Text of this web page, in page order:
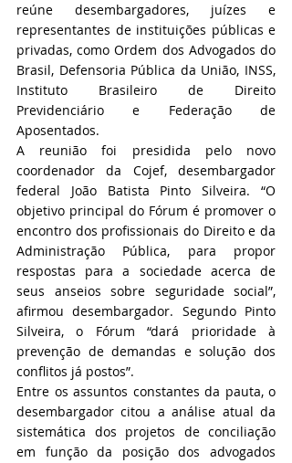
reúne desembargadores, juízes e
representantes de instituições públicas e
privadas, como Ordem dos Advogados do
Brasil, Defensoria Pública da União, INSS,
Instituto Brasileiro de Direito
Previdenciário e Federação de
Aposentados.
A reunião foi presidida pelo novo
coordenador da Cojef, desembargador
federal João Batista Pinto Silveira. “O
objetivo principal do Fórum é promover o
encontro dos profissionais do Direito e da
Administração Pública, para propor
respostas para a sociedade acerca de
seus anseios sobre seguridade social”,
afirmou desembargador. Segundo Pinto
Silveira, o Fórum “dará prioridade à
prevenção de demandas e solução dos
conflitos já postos”.
Entre os assuntos constantes da pauta, o
desembargador citou a análise atual da
sistemática dos projetos de conciliação
em função da posição dos advogados